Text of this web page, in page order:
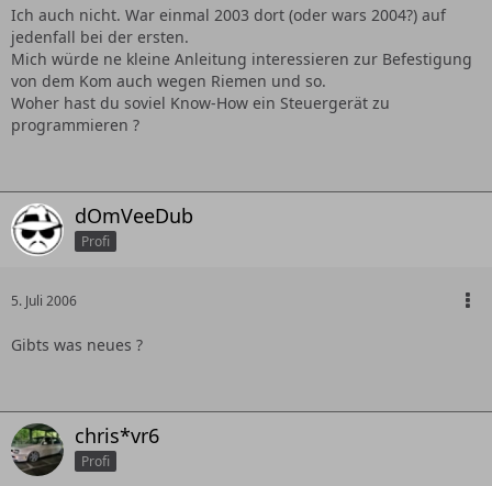
Ich auch nicht. War einmal 2003 dort (oder wars 2004?) auf
jedenfall bei der ersten.
Mich würde ne kleine Anleitung interessieren zur Befestigung
von dem Kom auch wegen Riemen und so.
Woher hast du soviel Know-How ein Steuergerät zu
programmieren ?
dOmVeeDub
Profi
5. Juli 2006
Gibts was neues ?
chris*vr6
Profi